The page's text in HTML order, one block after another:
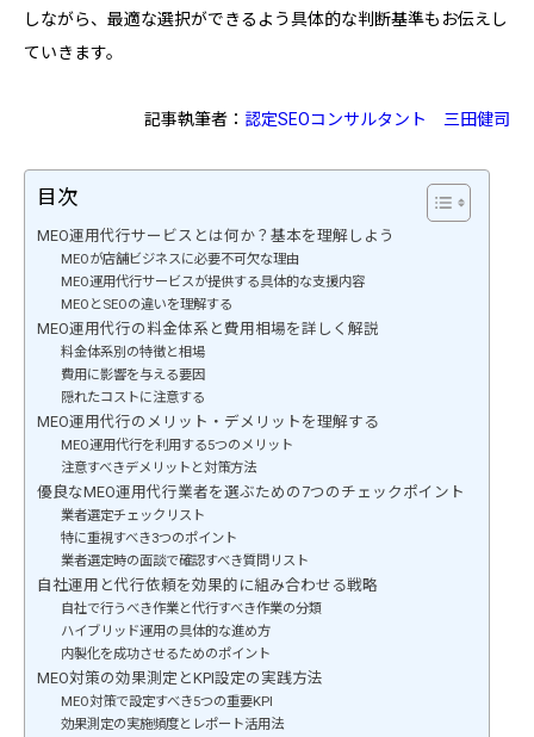
しながら、最適な選択ができるよう具体的な判断基準もお伝えし
ていきます。
記事執筆者： 認定SEOコンサルタント 三田健司
目次
MEO運用代行サービスとは何か？基本を理解しよう
MEOが店舗ビジネスに必要不可欠な理由
MEO運用代行サービスが提供する具体的な支援内容
MEOとSEOの違いを理解する
MEO運用代行の料金体系と費用相場を詳しく解説
料金体系別の特徴と相場
費用に影響を与える要因
隠れたコストに注意する
MEO運用代行のメリット・デメリットを理解する
MEO運用代行を利用する5つのメリット
注意すべきデメリットと対策方法
優良なMEO運用代行業者を選ぶための7つのチェックポイント
業者選定チェックリスト
特に重視すべき3つのポイント
業者選定時の面談で確認すべき質問リスト
自社運用と代行依頼を効果的に組み合わせる戦略
自社で行うべき作業と代行すべき作業の分類
ハイブリッド運用の具体的な進め方
内製化を成功させるためのポイント
MEO対策の効果測定とKPI設定の実践方法
MEO対策で設定すべき5つの重要KPI
効果測定の実施頻度とレポート活用法